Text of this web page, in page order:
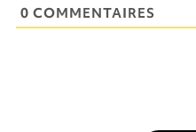
0 COMMENTAIRES